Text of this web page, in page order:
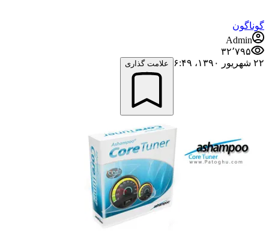
گوناگون
Admin
۳۲٬۷۹۵
۲۲ شهریور ۱۳۹۰،‏ ۶:۴۹
علامت گذاری